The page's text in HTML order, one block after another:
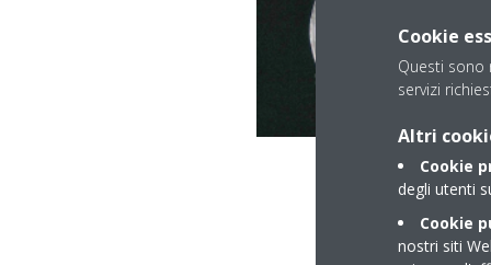
Cookie
Questi sono
servizi
Altri
Cookie
degli utenti
Cookie
nostri siti